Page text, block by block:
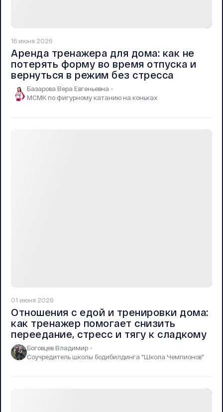
16 июня 2026
Аренда тренажера для дома: как не
потерять форму во время отпуска и
вернуться в режим без стресса
Базарова Вера Евгеньевна
МСМК по фигурному катанию на коньках
01 июня 2026
Отношения с едой и тренировки дома:
как тренажер помогает снизить
переедание, стресс и тягу к сладкому
Боговцев Владимир
Соучредитель школы бодибилдинга "Школа Чемпионов"